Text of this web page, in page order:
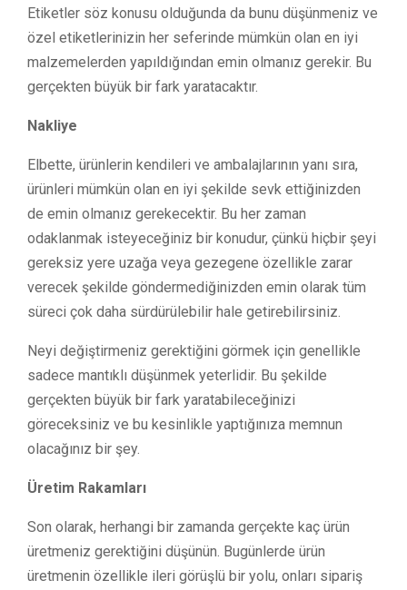
Etiketler söz konusu olduğunda da bunu düşünmeniz ve
özel etiketlerinizin her seferinde mümkün olan en iyi
malzemelerden yapıldığından emin olmanız gerekir. Bu
gerçekten büyük bir fark yaratacaktır.
Nakliye
Elbette, ürünlerin kendileri ve ambalajlarının yanı sıra,
ürünleri mümkün olan en iyi şekilde sevk ettiğinizden
de emin olmanız gerekecektir. Bu her zaman
odaklanmak isteyeceğiniz bir konudur, çünkü hiçbir şeyi
gereksiz yere uzağa veya gezegene özellikle zarar
verecek şekilde göndermediğinizden emin olarak tüm
süreci çok daha sürdürülebilir hale getirebilirsiniz.
Neyi değiştirmeniz gerektiğini görmek için genellikle
sadece mantıklı düşünmek yeterlidir. Bu şekilde
gerçekten büyük bir fark yaratabileceğinizi
göreceksiniz ve bu kesinlikle yaptığınıza memnun
olacağınız bir şey.
Üretim Rakamları
Son olarak, herhangi bir zamanda gerçekte kaç ürün
üretmeniz gerektiğini düşünün. Bugünlerde ürün
üretmenin özellikle ileri görüşlü bir yolu, onları sipariş